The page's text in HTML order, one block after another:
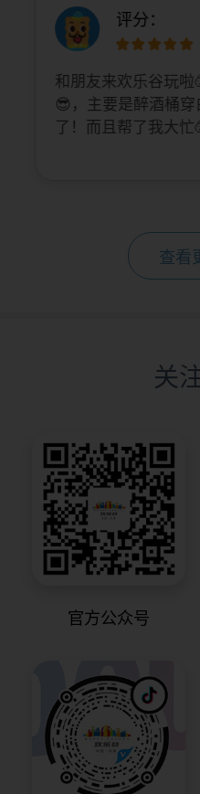
评分：
和朋友来欢乐谷玩啦
😎，主要是醉酒桶
了！而且帮了我大
查看
关
官方公众号